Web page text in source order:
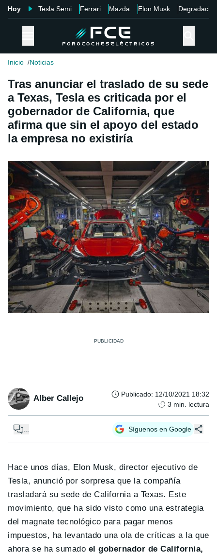
Hoy Tesla Semi Ferrari Mazda Elon Musk Degradación
Inicio Noticias
Tras anunciar el traslado de su sede
a Texas, Tesla es criticada por el
gobernador de California, que
afirma que sin el apoyo del estado
la empresa no existiría
Alber Callejo Publicado: 12/10/2021 18:32
3 min. lectura
Síguenos en Google
Hace unos días, Elon Musk, director ejecutivo de
Tesla, anunció por sorpresa que la compañía
trasladará su sede de California a Texas. Este
movimiento, que ha sido visto como una estrategia
del magnate tecnológico para pagar menos
impuestos, ha levantado una ola de críticas a la que
ahora se ha sumado el gobernador de California,